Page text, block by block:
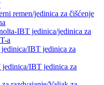
remen/jedinica za čišćenje
IBT jedinica/jedinica za
a
IBT jedinica za
IBT jedinica za